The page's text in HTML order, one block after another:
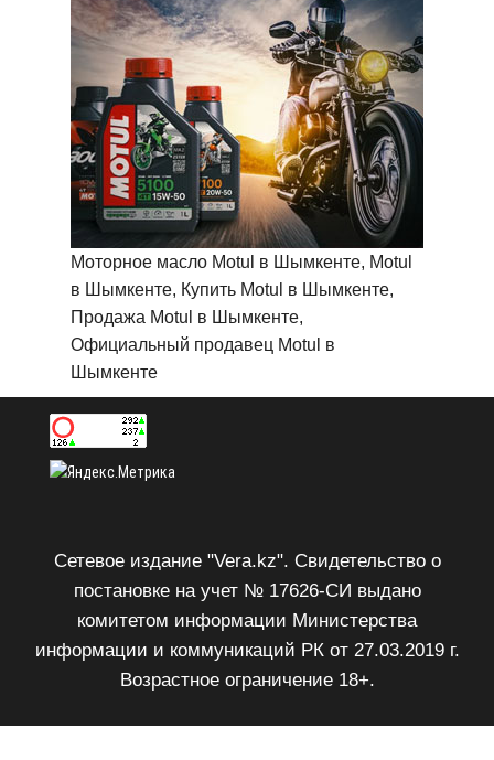
Моторное масло Motul в Шымкенте, Motul
в Шымкенте, Купить Motul в Шымкенте,
Продажа Motul в Шымкенте,
Официальный продавец Motul в
Шымкенте
Сетевое издание "Vera.kz". Свидетельство о
постановке на учет № 17626-СИ выдано
комитетом информации Министерства
информации и коммуникаций РК от 27.03.2019 г.
Возрастное ограничение 18+.